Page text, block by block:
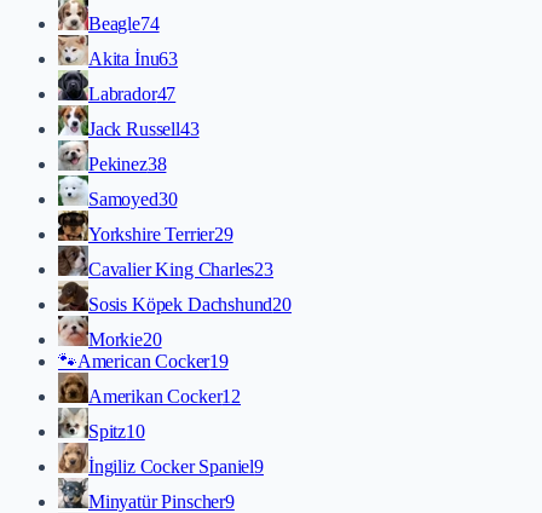
Beagle74
Akita İnu63
Labrador47
Jack Russell43
Pekinez38
Samoyed30
Yorkshire Terrier29
Cavalier King Charles23
Sosis Köpek Dachshund20
Morkie20
🐾American Cocker19
Amerikan Cocker12
Spitz10
İngiliz Cocker Spaniel9
Minyatür Pinscher9